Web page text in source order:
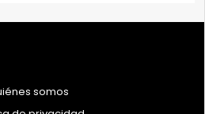
somos